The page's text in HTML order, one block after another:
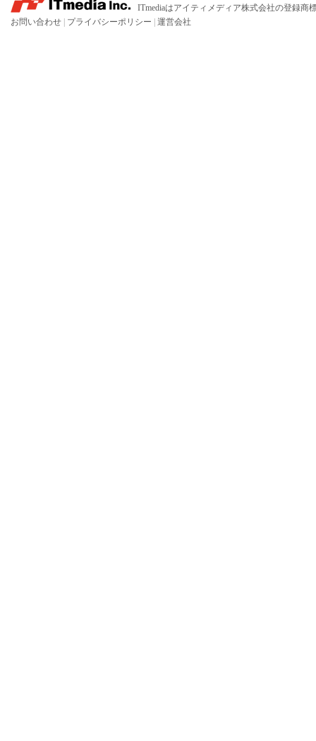
ITmediaはアイティメディア株式会社の登録商
お問い合わせ
プライバシーポリシー 運営会社